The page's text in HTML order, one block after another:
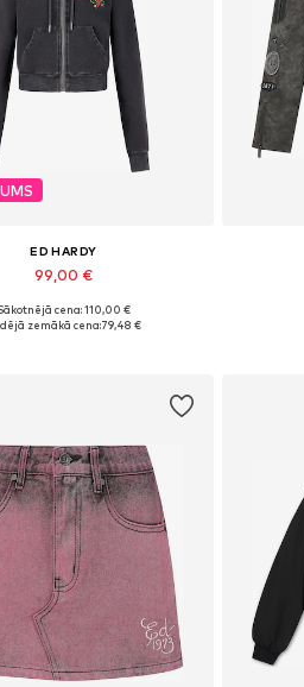
ED HARDY
99,00 €
izmēri: XXS, XS, S, M-L
cena: 110,00 €
zemākā cena:79,48 €